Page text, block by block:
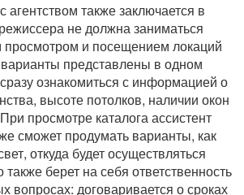
агентством также заключается в
не должна заниматься
просмотром и посещением локаций
представлены в одном
ознакомиться с информацией о
высоте потолков, наличии окон
просмотре каталога ассистент
сможет продумать варианты, как
откуда будет осуществляться
также берет на себя ответственность
вопросах: договаривается о сроках